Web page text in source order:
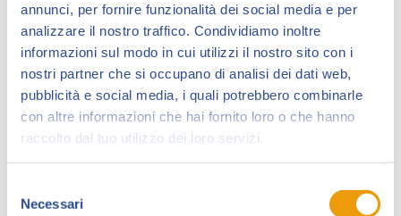
annunci, per fornire funzionalità dei social media e per
analizzare il nostro traffico. Condividiamo inoltre
informazioni sul modo in cui utilizzi il nostro sito con i
nostri partner che si occupano di analisi dei dati web,
pubblicità e social media, i quali potrebbero combinarle
con altre informazioni che hai fornito loro o che hanno
raccolto dal tuo utilizzo dei loro servizi.
delNecessari